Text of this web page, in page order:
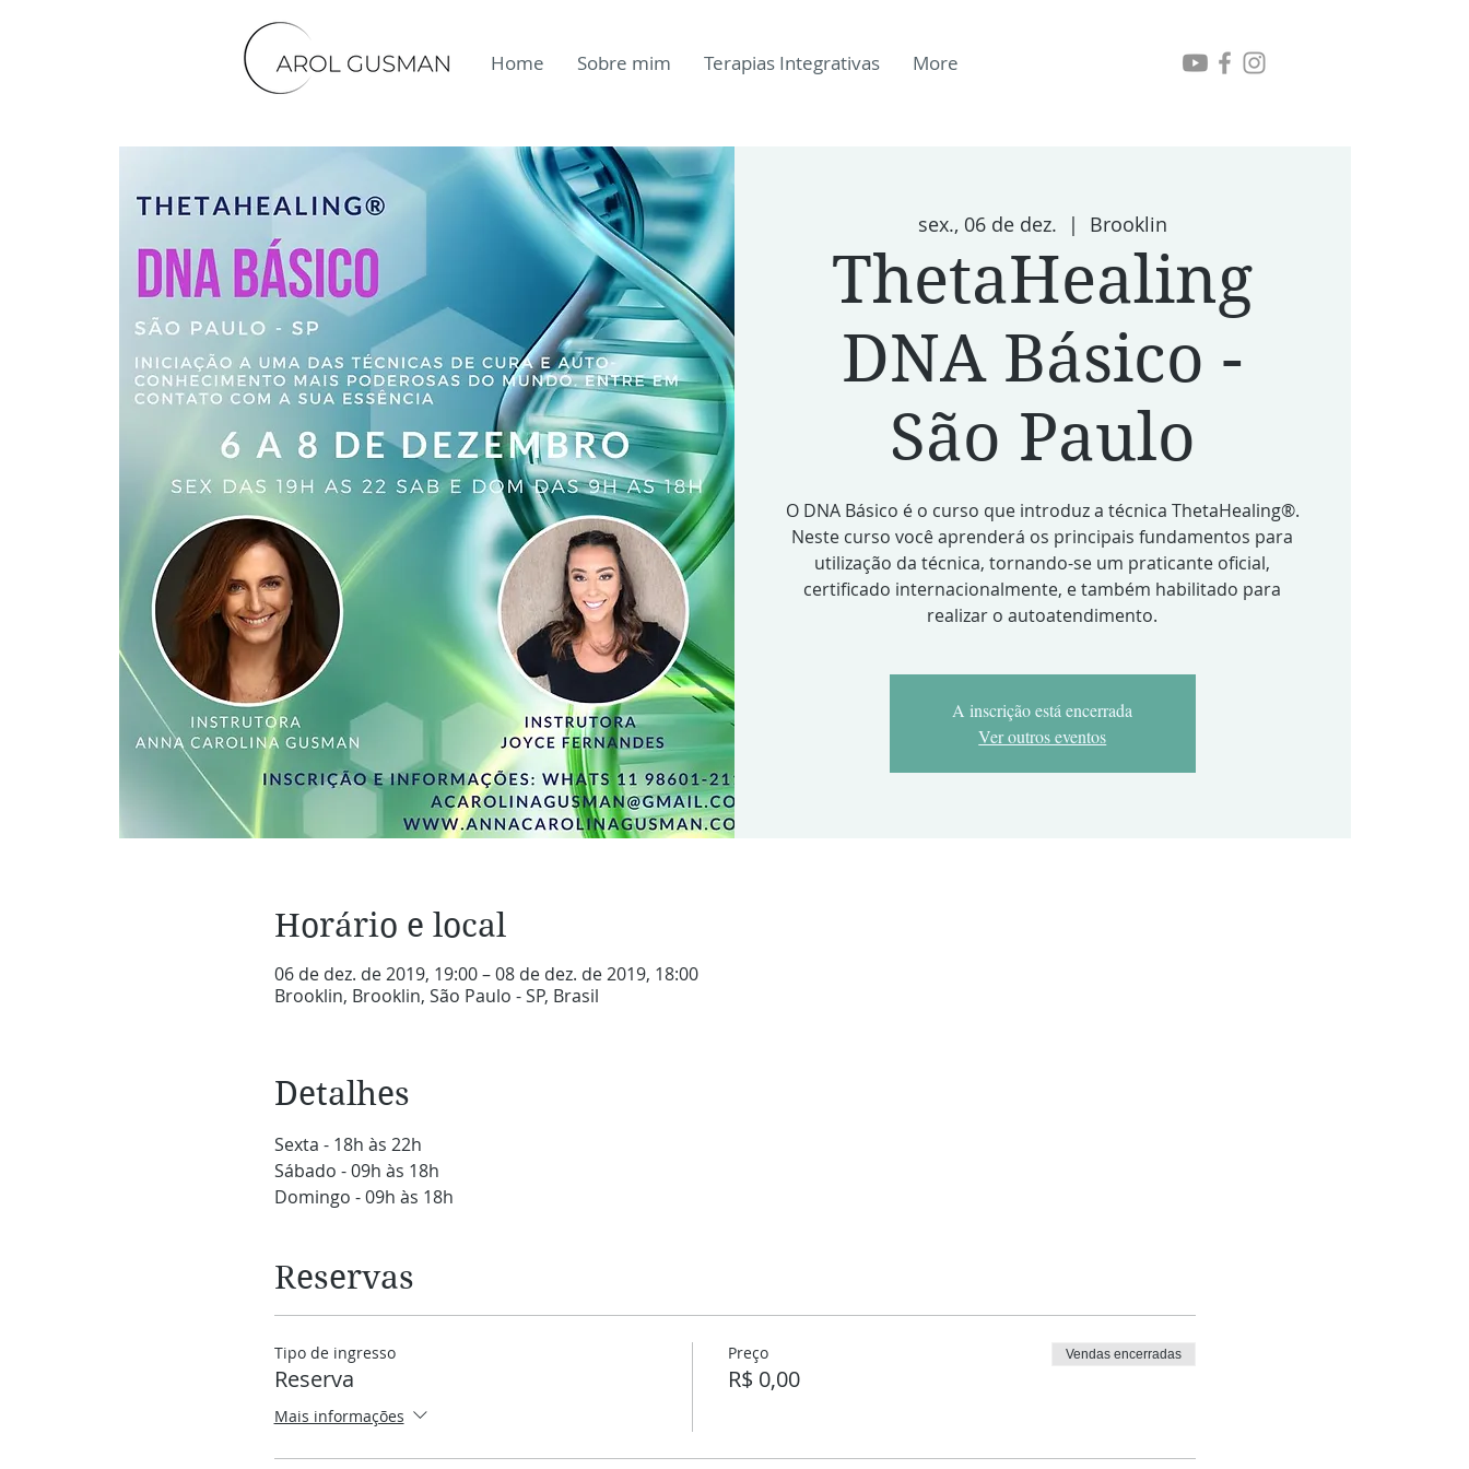
Home Sobre mim Terapias Integrativas More
sex., 06 de dez.
  |
Brooklin
ThetaHealing
DNA Básico -
São Paulo
O DNA Básico é o curso que introduz a técnica ThetaHealing®.
Neste curso você aprenderá os principais fundamentos para
utilização da técnica, tornando-se um praticante oficial,
certificado internacionalmente, e também habilitado para
realizar o autoatendimento.
A inscrição está encerrada
Ver outros eventos
Horário e local
06 de dez. de 2019, 19:00 – 08 de dez. de 2019, 18:00
Brooklin, Brooklin, São Paulo - SP, Brasil
Detalhes
Sexta - 18h às 22h
Sábado - 09h às 18h
Domingo - 09h às 18h
Reservas
Tipo de ingresso
Reserva
Mais informações
Preço
R$ 0,00
Vendas encerradas